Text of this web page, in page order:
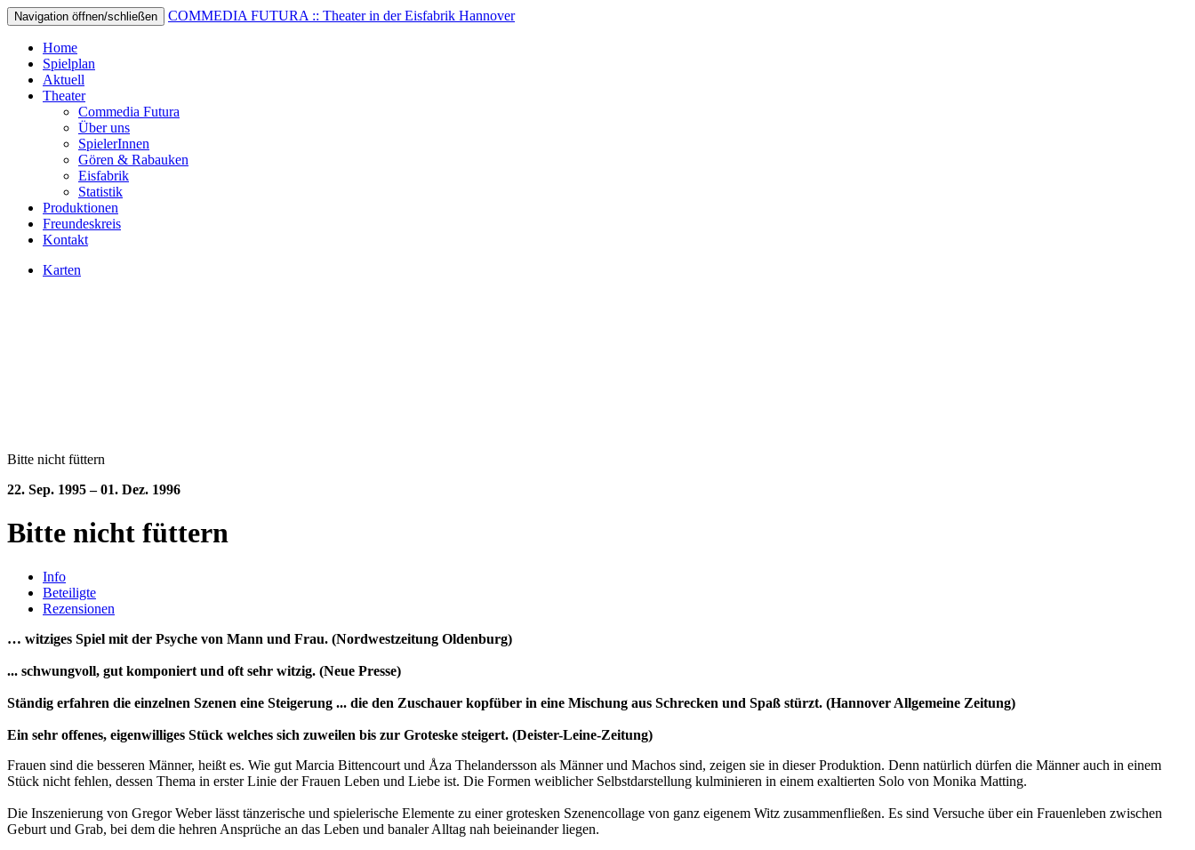
Navigation öffnen/schließen COMMEDIA FUTURA :: Theater in der Eisfabrik Hannover
Home
Spielplan
Aktuell
Theater
Commedia Futura
Über uns
SpielerInnen
Gören & Rabauken
Eisfabrik
Statistik
Produktionen
Freundeskreis
Kontakt
Karten
Bitte nicht füttern
22. Sep. 1995 – 01. Dez. 1996
Bitte nicht füttern
Info
Beteiligte
Rezensionen
… witziges Spiel mit der Psyche von Mann und Frau. (Nordwestzeitung Oldenburg)
... schwungvoll, gut komponiert und oft sehr witzig. (Neue Presse)
Ständig erfahren die einzelnen Szenen eine Steigerung ... die den Zuschauer kopfüber in eine Mischung aus Schrecken und Spaß stürzt. (Hannover Allgemeine Zeitung)
Ein sehr offenes, eigenwilliges Stück welches sich zuweilen bis zur Groteske steigert. (Deister-Leine-Zeitung)
Frauen sind die besseren Männer, heißt es. Wie gut Marcia Bittencourt und Åza Thelandersson als Männer und Machos sind, zeigen sie in dieser Produktion. Denn natürlich dürfen die Männer auch in einem
Stück nicht fehlen, dessen Thema in erster Linie der Frauen Leben und Liebe ist. Die Formen weiblicher Selbstdarstellung kulminieren in einem exaltierten Solo von Monika Matting.
Die Inszenierung von Gregor Weber lässt tänzerische und spielerische Elemente zu einer grotesken Szenencollage von ganz eigenem Witz zusammenfließen. Es sind Versuche über ein Frauenleben zwischen
Geburt und Grab, bei dem die hehren Ansprüche an das Leben und banaler Alltag nah beieinander liegen.